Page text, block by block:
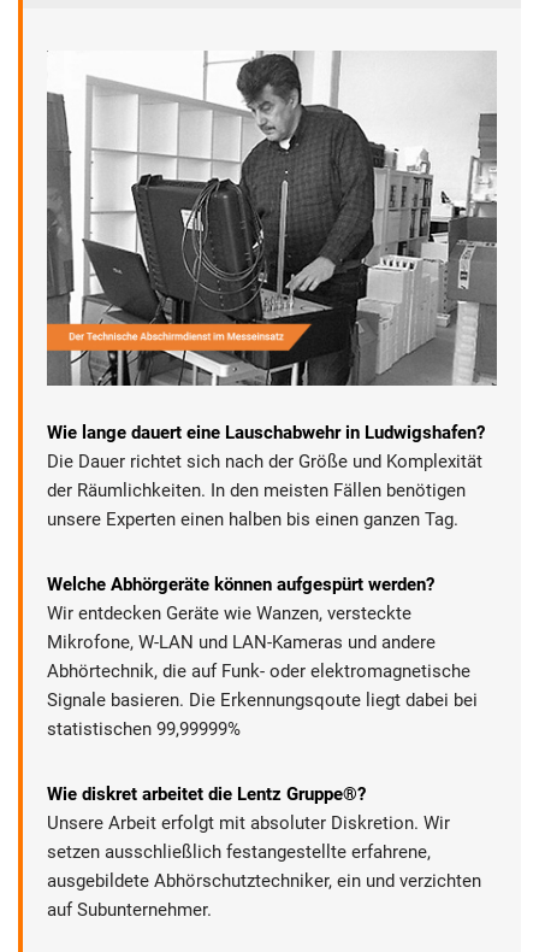
Wie lange dauert eine Lauschabwehr in Ludwigshafen?
Die Dauer richtet sich nach der Größe und Komplexität
der Räumlichkeiten. In den meisten Fällen benötigen
unsere Experten einen halben bis einen ganzen Tag.
Welche Abhörgeräte können aufgespürt werden?
Wir entdecken Geräte wie Wanzen, versteckte
Mikrofone, W-LAN und LAN-Kameras und andere
Abhörtechnik, die auf Funk- oder elektromagnetische
Signale basieren. Die Erkennungsqoute liegt dabei bei
statistischen 99,99999%
Wie diskret arbeitet die Lentz Gruppe®?
Unsere Arbeit erfolgt mit absoluter Diskretion. Wir
setzen ausschließlich festangestellte erfahrene,
ausgebildete Abhörschutztechniker, ein und verzichten
auf Subunternehmer.